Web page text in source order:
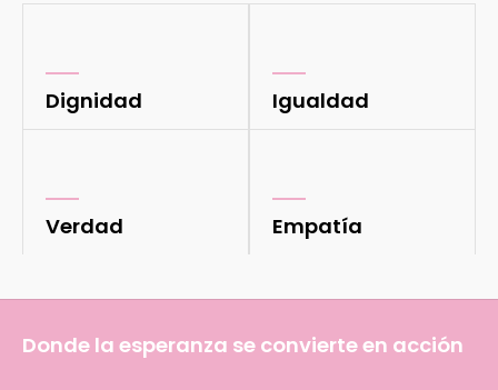
Dignidad Igualdad
Verdad Empatía
Donde la esperanza se convierte en acción